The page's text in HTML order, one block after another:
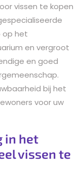
vissen te kopen
op het
en vergroot
en goed
bij het
voor uw
in het
vissen te